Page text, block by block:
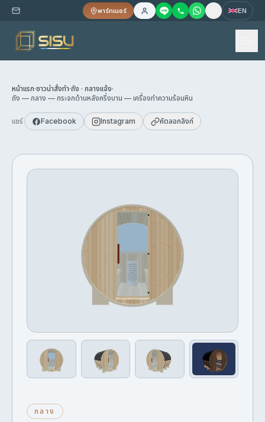
พาร์ทเนอร์ EN
หน้าแรก·ซาวน่าสั่งทำ·ถัง · กลางแจ้ง·
ถัง — กลาง — กระจกด้านหลังครึ่งบาน — เครื่องทำความร้อนหิน
แชร์ Facebook Instagram คัดลอกลิงก์
กลาง